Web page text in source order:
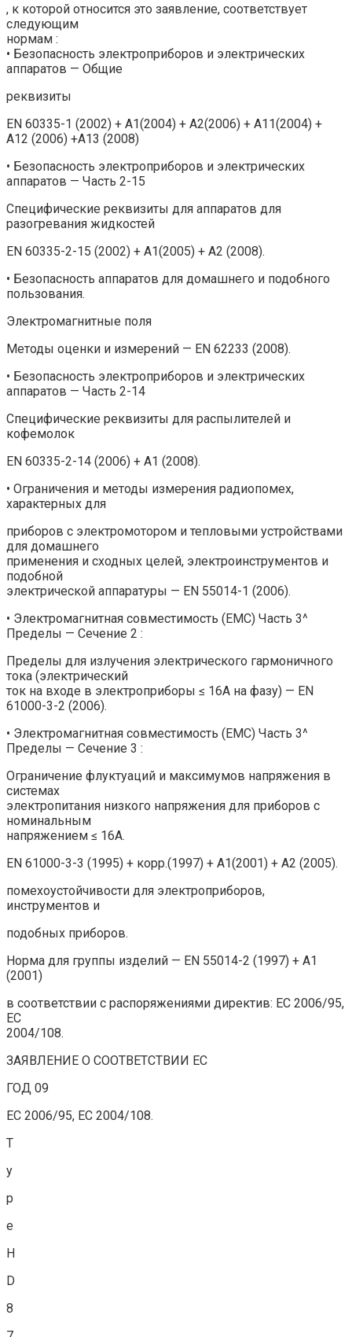
, к которой относится это заявление, соответствует
следующим
нормам :
• Безопасность электроприборов и электрических
аппаратов — Общие
реквизиты
EN 60335-1 (2002) + A1(2004) + A2(2006) + A11(2004) +
A12 (2006) +A13 (2008)
• Безопасность электроприборов и электрических
аппаратов — Часть 2-15
Специфические реквизиты для аппаратов для
разогревания жидкостей
EN 60335-2-15 (2002) + A1(2005) + A2 (2008).
• Безопасность аппаратов для домашнего и подобного
пользования.
Электромагнитные поля
Методы оценки и измерений — EN 62233 (2008).
• Безопасность электроприборов и электрических
аппаратов — Часть 2-14
Специфические реквизиты для распылителей и
кофемолок
EN 60335-2-14 (2006) + A1 (2008).
• Ограничения и методы измерения радиопомех,
характерных для
приборов с электромотором и тепловыми устройствами
для домашнего
применения и сходных целей, электроинструментов и
подобной
электрической аппаратуры — EN 55014-1 (2006).
• Электромагнитная совместимость (EMC) Часть 3^
Пределы — Сечение 2 :
Пределы для излучения электрического гармоничного
тока (электрический
ток на входе в электроприборы ≤ 16A на фазу) — EN
61000-3-2 (2006).
• Электромагнитная совместимость (EMC) Часть 3^
Пределы — Сечение 3 :
Ограничение флуктуаций и максимумов напряжения в
системах
электропитания низкого напряжения для приборов с
номинальным
напряжением ≤ 16A.
EN 61000-3-3 (1995) + корр.(1997) + A1(2001) + A2 (2005).
помехоустойчивости для электроприборов,
инструментов и
подобных приборов.
Норма для группы изделий — EN 55014-2 (1997) + A1
(2001)
в соответствии с распоряжениями директив: EC 2006/95,
EC
2004/108.
ЗАЯВЛЕНИЕ О СООТВЕТСТВИИ ЕС
ГОД 09
EC 2006/95, EC 2004/108.
T
y
p
e
H
D
8